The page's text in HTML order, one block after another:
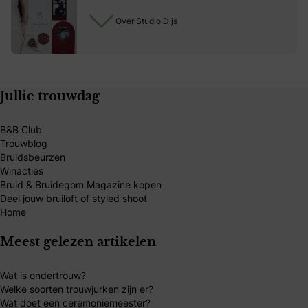
Over Studio Dijs
Jullie trouwdag
B&B Club
Trouwblog
Bruidsbeurzen
Winacties
Bruid & Bruidegom Magazine kopen
Deel jouw bruiloft of styled shoot
Home
Meest gelezen artikelen
Wat is ondertrouw?
Welke soorten trouwjurken zijn er?
Wat doet een ceremoniemeester?